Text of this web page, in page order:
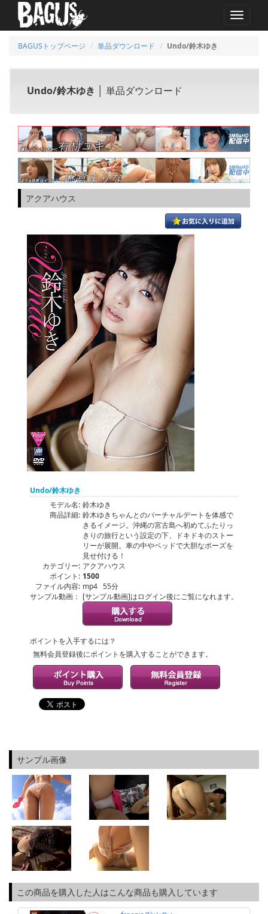
MENU
BAGUSトップページ 単品ダウンロード Undo/鈴木ゆき
Undo/鈴木ゆき │ 単品ダウンロード
アクアハウス
Undo/鈴木ゆき
モデル名: 鈴木ゆき
商品詳細: 鈴木ゆきちゃんとのバーチャルデートを体感で
きるイメージ。沖縄の宮古島へ初めてふたりっ
きりの旅行という設定の下、ドキドキのストー
リーが展開。車の中やベッドで大胆なポーズを
見せ付ける！
カテゴリー: アクアハウス
ポイント: 1500
ファイル内容: mp4 55分
サンプル動画： [サンプル動画]はログイン後にご覧になれます。
ポイントを入手するには？
無料会員登録後にポイントを購入することができます。
サンプル画像
この商品を購入した人はこんな商品も購入しています